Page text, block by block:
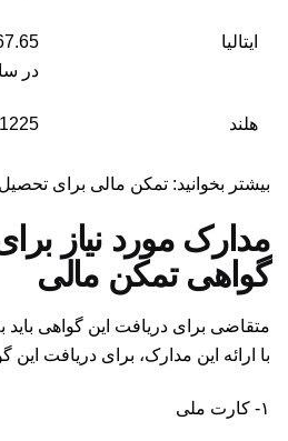
ایتالیا
در
هلند 1225 یورو در ماه
بیشتر بخوانید: تمکن مالی برای
مدارک مورد نیاز
گواهی تمکن مالی
متقاضی برای دریافت این گواهی باید
با ارائه این مدارک، برای دریافت این
۱- کارت ملی